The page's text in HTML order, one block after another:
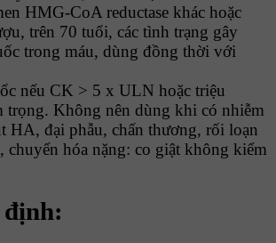
HMG-CoA reductase khác hoặc
trên 70 tuổi, các tình trạng gây
trong máu, dùng đồng thời với
nếu CK > 5 x ULN hoặc triệu
trọng. Không nên dùng khi có nhiễm
HA, đại phẫu, chấn thương, rối loạn
chuyển hóa nặng: co giật không kiểm